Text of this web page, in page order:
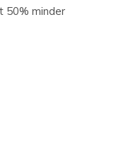
50% minder